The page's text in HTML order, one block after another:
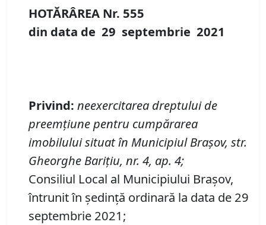
HOTĂRÂREA Nr. 555
din data de 29 septembrie 2021
Privind: neexercitarea dreptului de
preemţiune pentru cumpărarea
imobiluluisituat în Municipiul Braşov, str.
Gheorghe Bariţiu, nr. 4, ap. 4;
Consiliul Local al Municipiului Brașov,
întrunit în ședință ordinară la data de 29
septembrie 2021;